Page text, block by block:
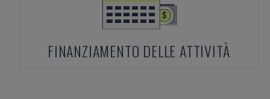
FINANZIAMENTO DELLE ATTIVITÀ